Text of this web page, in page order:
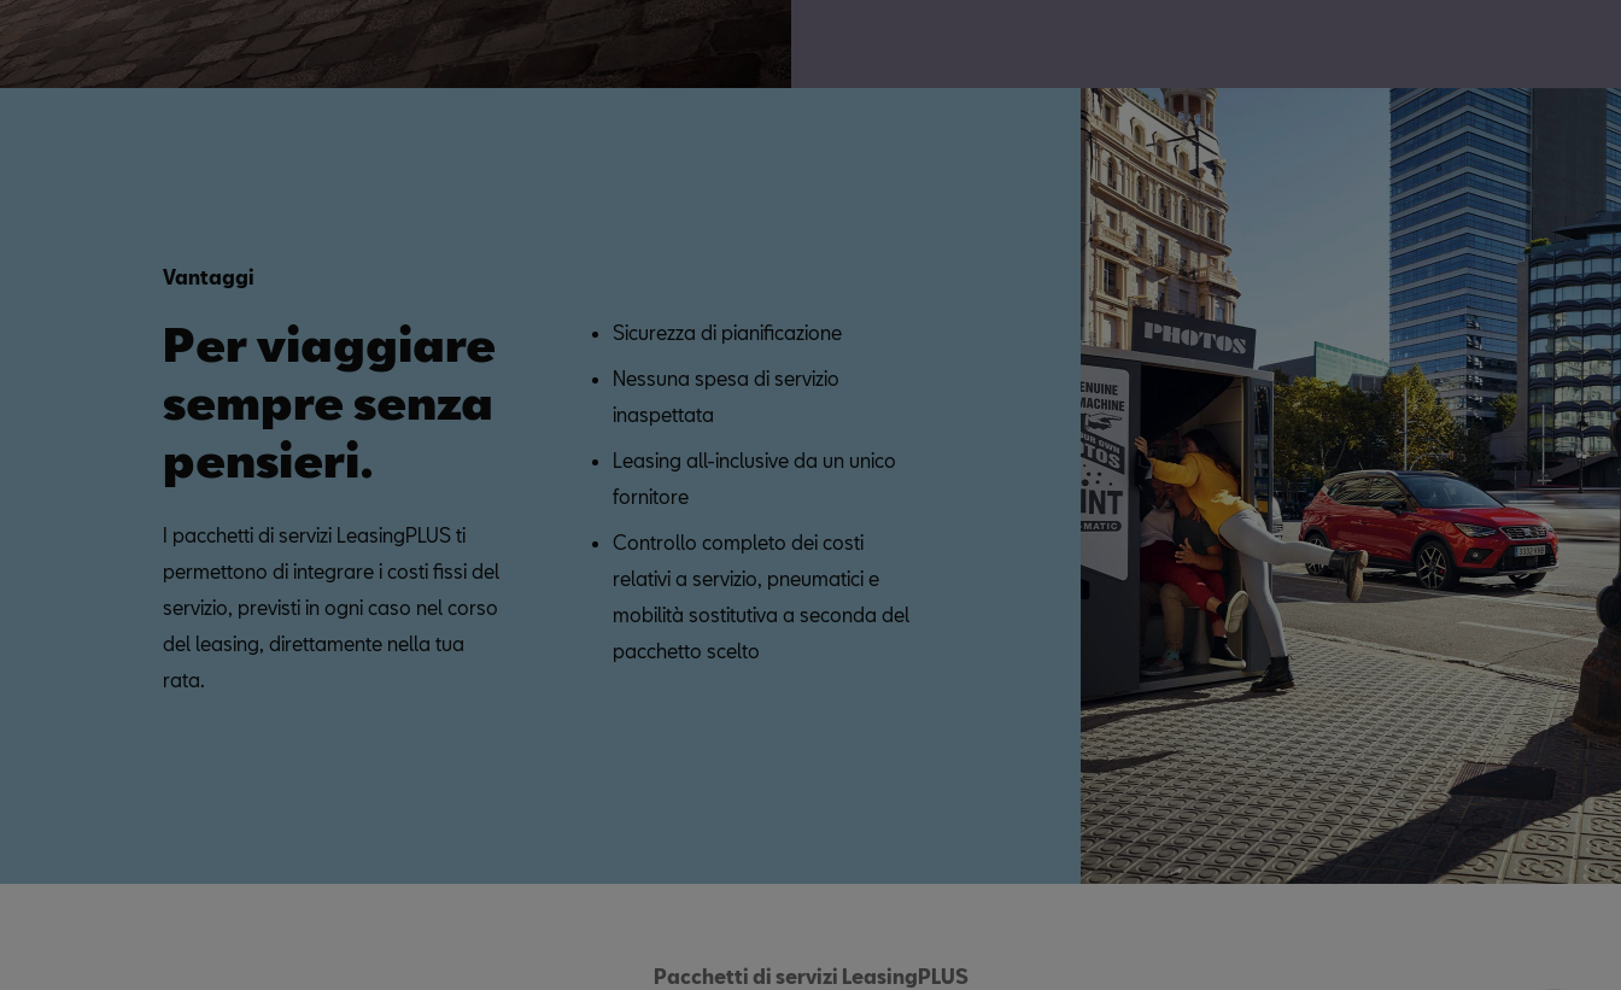
Vantaggi
Per viaggiare
sempre senza
pensieri.
I pacchetti di servizi LeasingPLUS ti
permettono di integrare i costi fissi del
servizio, previsti in ogni caso nel corso
del leasing, direttamente nella tua
rata.
Sicurezza di pianificazione
Nessuna spesa di servizio
inaspettata
Leasing all-inclusive da un unico
fornitore
Controllo completo dei costi
relativi a servizio, pneumatici e
mobilità sostitutiva a seconda del
pacchetto scelto
Pacchetti di servizi LeasingPLUS